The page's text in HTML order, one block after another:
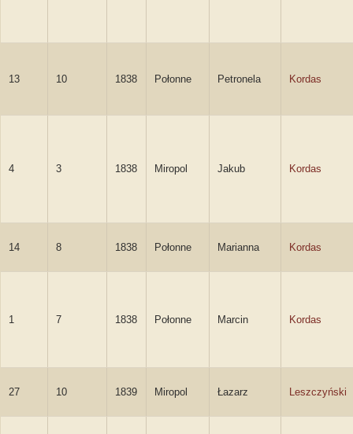
13 10 1838 Połonne Petronela Kordas
4 3 1838 Miropol Jakub Kordas
14 8 1838 Połonne Marianna Kordas
1 7 1838 Połonne Marcin Kordas
27 10 1839 Miropol Łazarz Leszczyński